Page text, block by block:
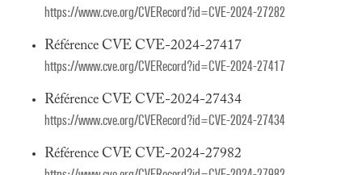
https://www.cve.org/CVERecord?id=CVE-2024-27282
Référence CVE CVE-2024-27417
https://www.cve.org/CVERecord?id=CVE-2024-27417
Référence CVE CVE-2024-27434
https://www.cve.org/CVERecord?id=CVE-2024-27434
Référence CVE CVE-2024-27982